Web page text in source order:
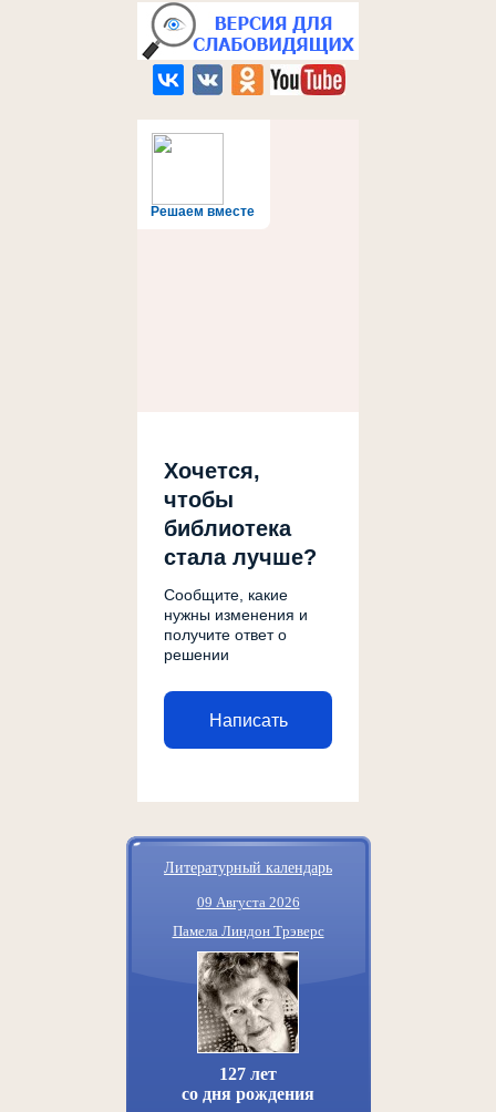
Решаем вместе
Хочется,
чтобы
библиотека
стала лучше?
Сообщите, какие
нужны изменения и
получите ответ о
решении
Написать
Литературный календарь
09 Августа 2026
Памела Линдон Трэверс
127 лет
со дня рождения